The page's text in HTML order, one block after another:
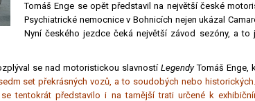
Tomáš Enge se opět představil na největší české
Psychiatrické nemocnice v Bohnicích nejen ukázal
Nyní českého jezdce čeká největší závod sezóny, a to
se nad motoristickou slavnostíLegendyTomáš Enge,
set překrásných vozů, a to soudobých nebo
se tentokrát představilo i na tamější trati určené k